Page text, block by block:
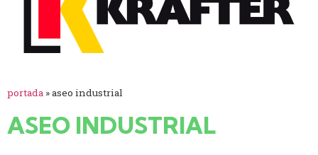
portada »aseo industrial
ASEO INDUSTRIAL